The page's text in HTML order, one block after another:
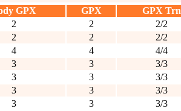
GPX GPX GPX Trn
2 2
2/2
2 2
2/2
4 4
4/4
3 3
3/3
3 3
3/3
3 3
3/3
3 3
3/3